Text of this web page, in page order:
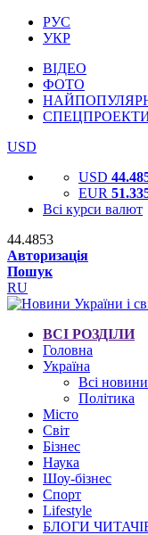
РУС
УКР
ВІДЕО
ФОТО
USD
USD
EUR
Всі курси валют
44.4853
Авторизація
Пошук
RU
ВСІ РОЗДІЛИ
Головна
Україна
Всі новини
Політика
Місто
Світ
Бізнес
Наука
Шоу-бізнес
Спорт
Lifestyle
БЛОГИ